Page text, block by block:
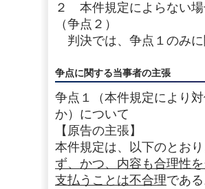
２ 本件規定によらない
（争点２）
判決では、争点１のみ
争点に関する当事者の主張
争点１（本件規定により
か）について
【原告の主張】
本件規定は、以下のとお
ず、かつ、内容も合理性
支払うことは不合理である